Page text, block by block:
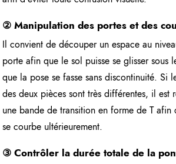
② Manipulation des portes et des
Il convient de découper un espace au
porte afin que le sol puisse se glisser sous
que la pose se fasse sans discontinuité. Si
des deux pièces sont très différentes, il est
une bande de transition en forme de T
se courbe ultérieurement.
③ Contrôler la durée totale de la